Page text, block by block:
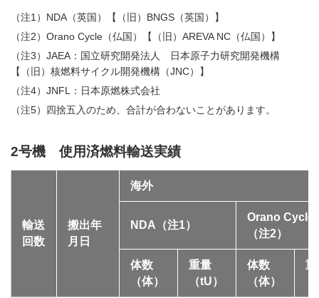
（注1）NDA（英国）【（旧）BNGS（英国）】
（注2）Orano Cycle（仏国）【（旧）AREVA NC（仏国）】
（注3）JAEA：国立研究開発法人 日本原子力研究開発機構
【（旧）核燃料サイクル開発機構（JNC）】
（注4）JNFL：日本原燃株式会社
（注5）四捨五入のため、合計が合わないことがあります。
2号機 使用済燃料輸送実績
輸送
回数
搬出年
月日
海外
NDA（注1）
Orano Cycle
（注2）
体数
（体）
重量
（tU）
体数
（体）
重